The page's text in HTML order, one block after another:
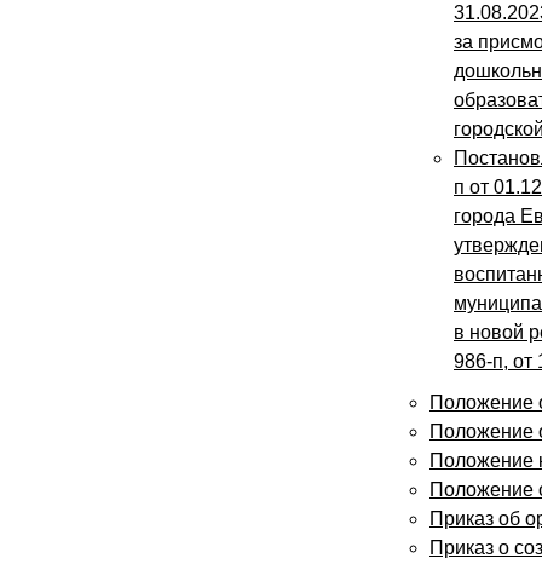
за
п от
города
в новой
986-п, от
Положение
Положение
Положение
Положение
Приказ об
Приказ о